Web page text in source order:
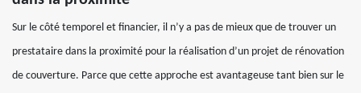
Sur le côté temporel et financier, il n’y a pas de mieux que de trouver un
prestataire dans la proximité pour la réalisation d’un projet de rénovation
de couverture. Parce que cette approche est avantageuse tant bien sur le